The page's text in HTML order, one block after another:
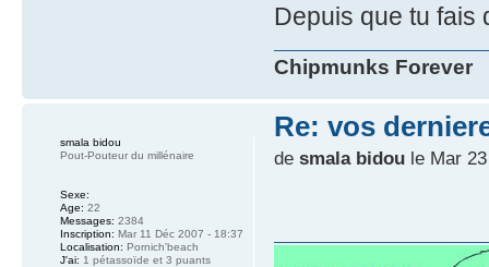
Depuis que tu fais
Chipmunks Forever
Re: vos
de smala bidoule Mar 23
smala bidou
Pout-Pouteur du millénaire
Sexe:
Age: 22
Messages: 2384
Inscription: Mar 11 Déc 2007 - 18:37
Localisation: Pornich'beach
J'ai: 1 pétassoïde et 3 puants